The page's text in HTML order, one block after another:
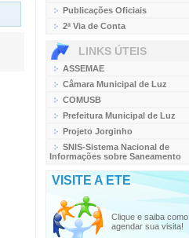
Publicações Oficiais
2ª Via de Conta
LINKS ÚTEIS
ASSEMAE
Câmara Municipal de Luz
COMUSB
Prefeitura Municipal de Luz
Projeto Jorginho
SNIS-Sistema Nacional de
Informações sobre Saneamento
VISITE A ETE
Clique e saiba como
agendar sua visita!